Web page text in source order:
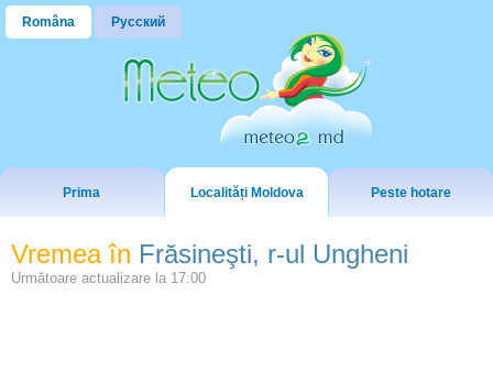
Româna Русский
Prima Localități Moldova Peste hotare
Vremea în Frăsineşti, r-ul Ungheni
Următoare actualizare la 17:00